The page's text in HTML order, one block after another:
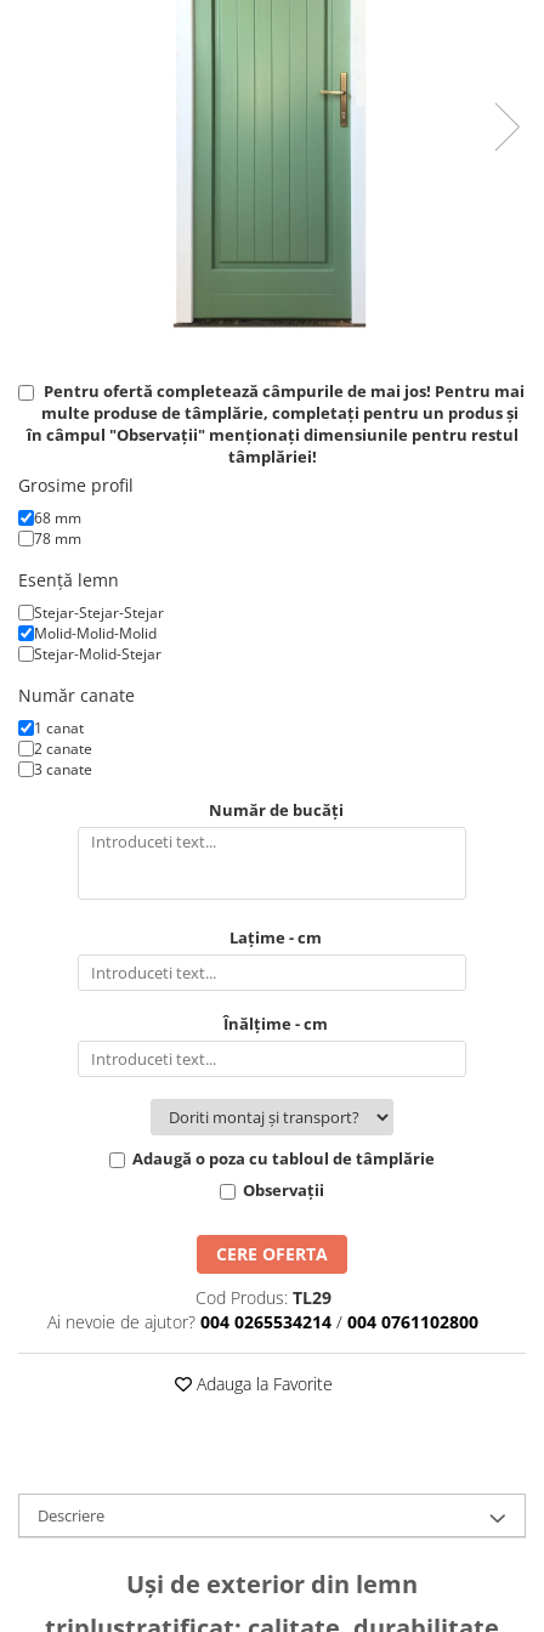
Pentru ofertă completează câmpurile de mai jos! Pentru mai
multe produse de tâmplărie, completați pentru un produs și
în câmpul "Observații" menționați dimensiunile pentru restul
tâmplăriei!
Grosime profil
68 mm
78 mm
Esență lemn
Stejar-Stejar-Stejar
Molid-Molid-Molid
Stejar-Molid-Stejar
Număr canate
1 canat
2 canate
3 canate
Număr de bucăți
Lațime - cm
Înălțime - cm
Adaugă o poza cu tabloul de tâmplărie
Observații
CERE OFERTA
Cod Produs: TL29
Ai nevoie de ajutor? 004 0265534214 / 004 0761102800
Adauga la Favorite
Descriere
Uși de exterior din lemn